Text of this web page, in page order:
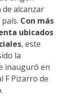
alcanzar
Con más
ubicados
, este
la
inauguró en
F Pizarro de